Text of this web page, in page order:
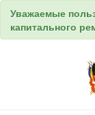
Уважаемые
капитального